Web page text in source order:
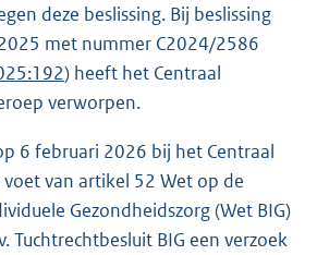
deze beslissing. Bij beslissing
met nummer C2024/2586
) heeft het Centraal
verworpen.
6 februari 2026 bij het Centraal
van artikel 52 Wet op de
Gezondheidszorg (Wet BIG)
Tuchtrechtbesluit BIG een verzoek